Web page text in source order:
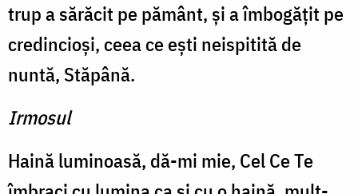
trup a sărăcit pe pământ, şi a îmbogăţit pe
credincioşi, ceea ce eşti neispitită de
nuntă, Stăpână.
Irmosul
Haină luminoasă, dă-mi mie, Cel Ce Te